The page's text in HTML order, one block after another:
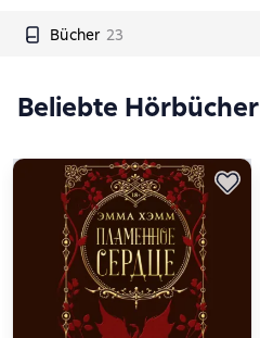
Bücher 23
Beliebte Hörbücher